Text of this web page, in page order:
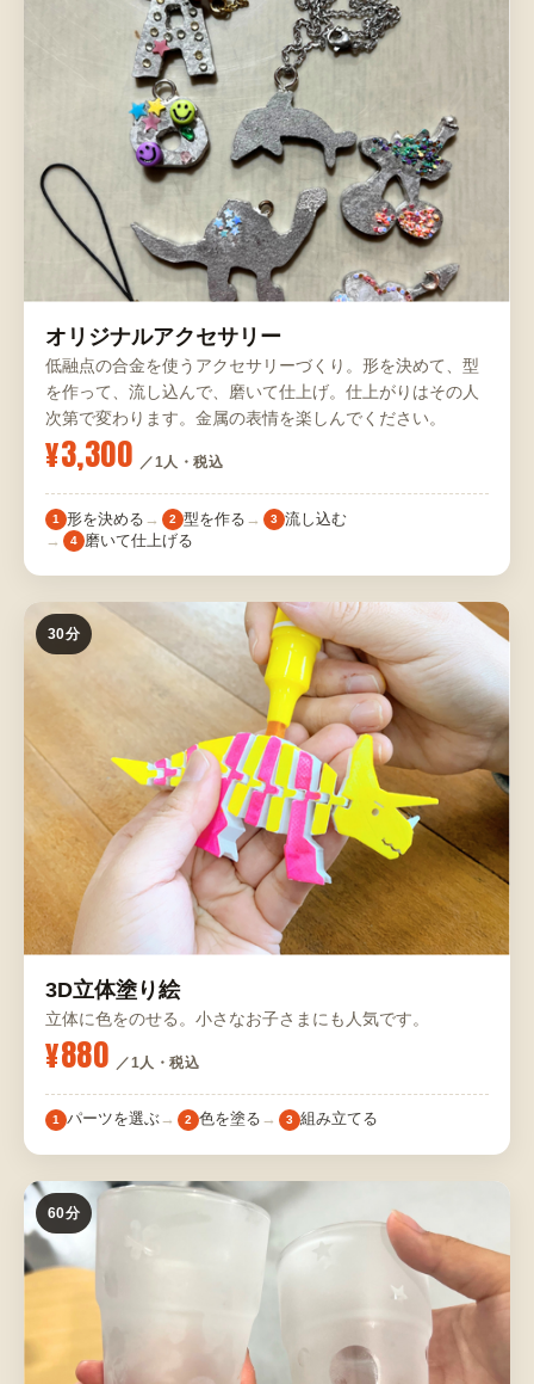
オリジナルアクセサリー
低融点の合金を使うアクセサリーづくり。形を決めて、型
を作って、流し込んで、磨いて仕上げ。仕上がりはその人
次第で変わります。金属の表情を楽しんでください。
¥3,300 ／1人・税込
1 形を決める 2 型を作る 3 流し込む
4 磨いて仕上げる
30分
3D立体塗り絵
立体に色をのせる。小さなお子さまにも人気です。
¥880 ／1人・税込
1 パーツを選ぶ 2 色を塗る 3 組み立てる
60分